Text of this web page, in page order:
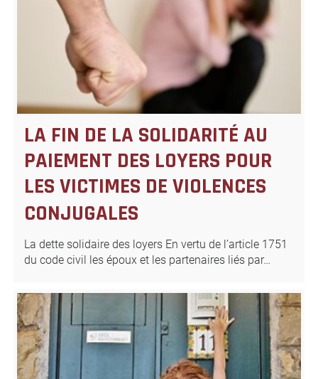
LA FIN DE LA SOLIDARITÉ AU
PAIEMENT DES LOYERS POUR
LES VICTIMES DE VIOLENCES
CONJUGALES
La dette solidaire des loyers En vertu de l’article 1751
du code civil les époux et les partenaires liés par…